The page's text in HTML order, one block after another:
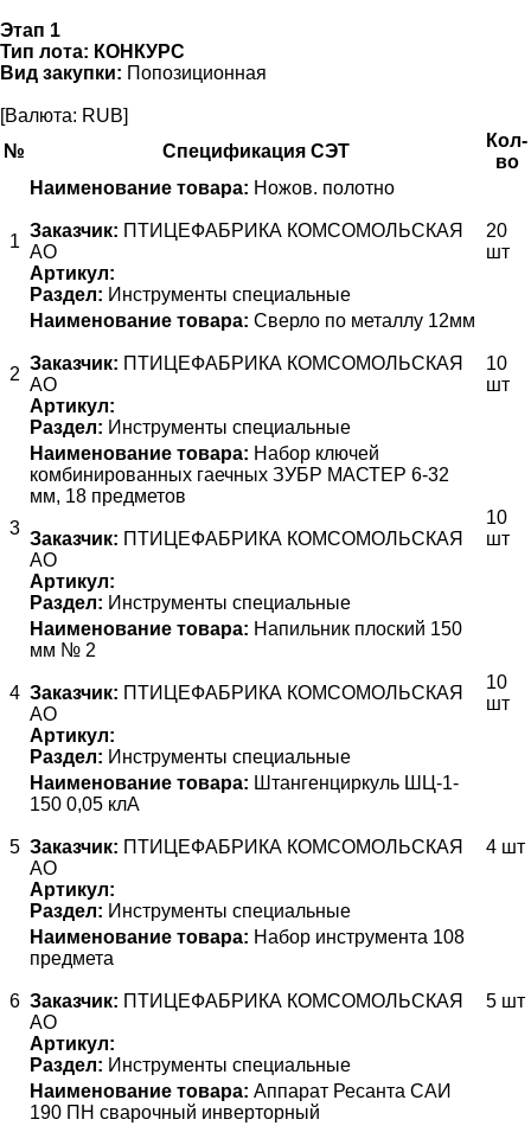
Этап 1
Тип лота: КОНКУРС
Вид закупки: Попозиционная
[Валюта: RUB]
№
Спецификация СЭТ
Кол-
во
1
Наименование товара: Ножов. полотно
Заказчик: ПТИЦЕФАБРИКА КОМСОМОЛЬСКАЯ
АО
Артикул:
Раздел: Инструменты специальные
20
шт
2
Наименование товара: Сверло по металлу 12мм
Заказчик: ПТИЦЕФАБРИКА КОМСОМОЛЬСКАЯ
АО
Артикул:
Раздел: Инструменты специальные
10
шт
3
Наименование товара: Набор ключей
комбинированных гаечных ЗУБР МАСТЕР 6-32
мм, 18 предметов
Заказчик: ПТИЦЕФАБРИКА КОМСОМОЛЬСКАЯ
АО
Артикул:
Раздел: Инструменты специальные
10
шт
4
Наименование товара: Напильник плоский 150
мм № 2
Заказчик: ПТИЦЕФАБРИКА КОМСОМОЛЬСКАЯ
АО
Артикул:
Раздел: Инструменты специальные
10
шт
5
Наименование товара: Штангенциркуль ШЦ-1-
150 0,05 клА
Заказчик: ПТИЦЕФАБРИКА КОМСОМОЛЬСКАЯ
АО
Артикул:
Раздел: Инструменты специальные
4 шт
6
Наименование товара: Набор инструмента 108
предмета
Заказчик: ПТИЦЕФАБРИКА КОМСОМОЛЬСКАЯ
АО
Артикул:
Раздел: Инструменты специальные
5 шт
Наименование товара: Аппарат Ресанта САИ
190 ПН сварочный инверторный